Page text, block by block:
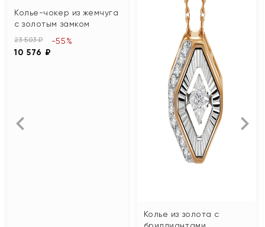
Колье-чокер из жемчуга
с золотым замком
23 503 ₽
10 576 ₽
-55%
Колье из золота с